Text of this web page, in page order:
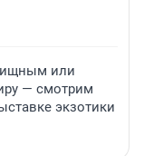
или
— смотрим
экзотики